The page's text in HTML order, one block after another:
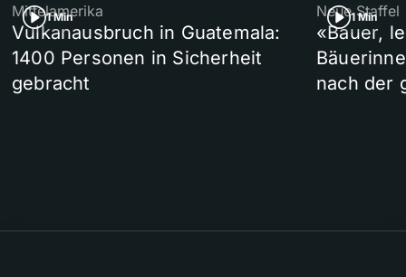
1 Min
Mittelamerika
Vulkanausbruch in Guatemala:
1400 Personen in Sicherheit
gebracht
1 Min
Neue Staffel
«Bauer,
nach der